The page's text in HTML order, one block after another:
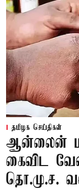
தமிழக செய்திகள்
ஆன்லைன்
கைவிட
தொ.மு.ச.